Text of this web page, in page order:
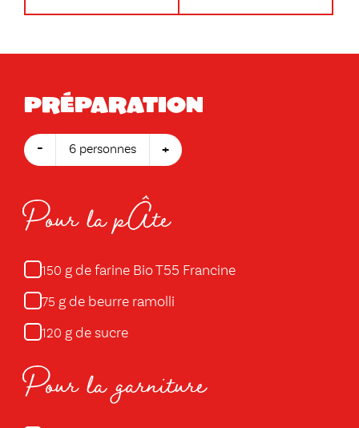
Préparation
- 6 personnes +
Pour la pÂte
150 g de farine Bio T55 Francine
75 g de beurre ramolli
120 g de sucre
Pour la garniture